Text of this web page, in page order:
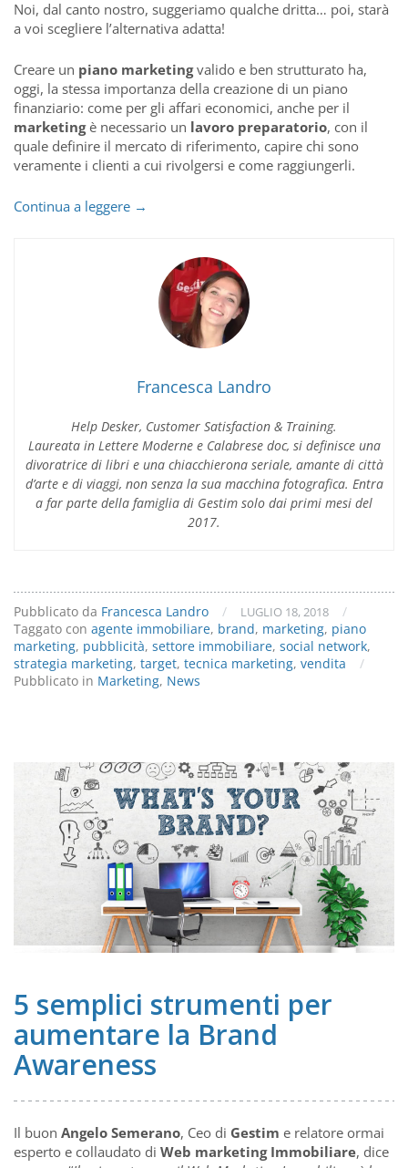
Noi, dal canto nostro, suggeriamo qualche dritta… poi, starà
a voi scegliere l’alternativa adatta!
Creare un piano marketingvalido e ben strutturato ha,
oggi, la stessa importanza della creazione di un piano
finanziario: come per gli affari economici, anche per il
marketingè necessario un lavoro preparatorio, con il
quale definire il mercato di riferimento, capire chi sono
veramente i clienti a cui rivolgersi e come raggiungerli.
Continua a leggere Cinque
Piano
Marketing
perfetto!
→
Francesca Landro
Help Desker, Customer Satisfaction & Training.
Laureata in Lettere Moderne e Calabrese doc, si definisce una
divoratrice di libri e una chiacchierona seriale, amante di città
d’arte e di viaggi, non senza la sua macchina fotografica. Entra
a far parte della famiglia di Gestim solo dai primi mesi del
2017.
Pubblicato da Francesca Landro / LUGLIO 18, 2018
/
Taggato con agente immobiliare, brand, marketing, piano
marketing, pubblicità, settore immobiliare, social network,
strategia marketing, target, tecnica marketing, vendita
/
Pubblicato in Marketing, News
5 semplici strumenti per
aumentare la Brand
Awareness
Il buon Angelo Semerano, Ceo di Gestim e relatore ormai
esperto e collaudato di Web marketing Immobiliare, dice